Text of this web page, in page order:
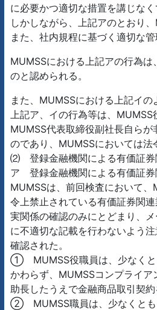
に必要かつ適切な措置を講じな
しかしながら、上記アのとおり
また、社内規程に基づく適切な
MUMSSにおける上記アの行為
のと認められる。
また、MUMSSにおける上記イ
上記ア、イの行為等は、MUMSS
MUMSS代表取締役副社長自ら
のであり、MUMSSにおいては法
⑵ 登録金融機関による有価証券
ア 登録金融機関による有価証券
MUMSSは、前回検査において
令上禁止されている有価証券関
実関係の確認のみにとどまり、
に不適切な記載を行わないよう
確認された。
① MUMSS役職員は、少なくと
かわらず、MUMSSコンプライ
助長したうえで金融商品取引契約
② MUMSS職員は、少なくとも